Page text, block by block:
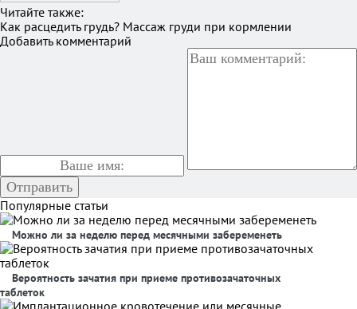
Читайте также:
Как расцедить грудь? Массаж груди при кормлении
Добавить комментарий
Популярные статьи
Можно ли за неделю перед месячными забеременеть
Вероятность зачатия при приеме противозачаточных
таблеток